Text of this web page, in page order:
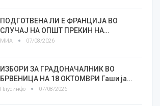
ПОДГОТВЕНА ЛИ Е ФРАНЦИЈА ВО
СЛУЧАЈ НА ОПШТ ПРЕКИН НА…
МИА 07/08/2026
ИЗБОРИ ЗА ГРАДОНАЧАЛНИК ВО
БРВЕНИЦА НА 18 ОКТОМВРИ Гаши ја…
Плусинфо 07/08/2026